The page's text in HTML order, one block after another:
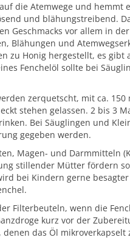
die Atemwege und hemmt
und blähungstreibend.
Geschmacks vor allem in der
Blähungen und
zu Honig hergestellt, es gibt
Fenchelöl sollte bei
zerquetscht, mit ca. 150
stehen gelassen. 2 bis 3
Bei Säuglingen und
gegeben werden.
Magen- und Darmmitteln
stillender Mütter fördern
bei Kindern gerne
Filterbeuteln, wenn die
kurz vor der
das Öl mikroverkapselt